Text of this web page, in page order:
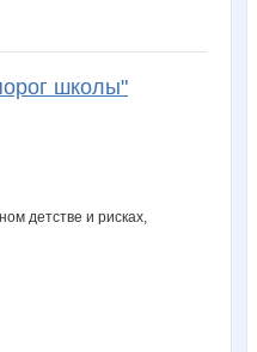
школы"
детстве и рисках,